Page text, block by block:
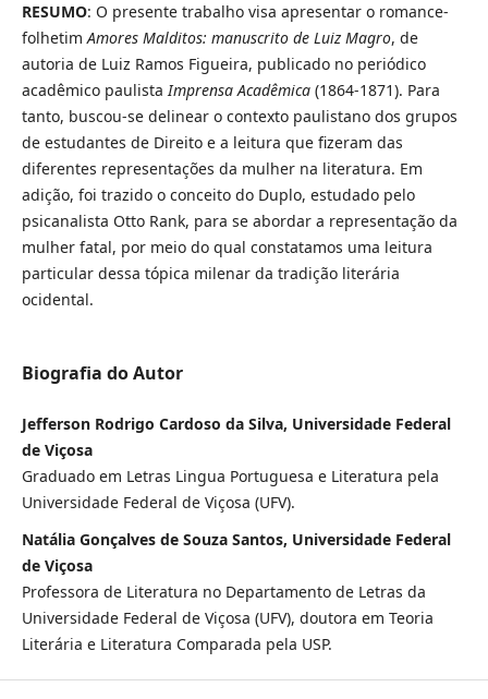
RESUMO: O presente trabalho visa apresentar o romance-
folhetimAmores Malditos: manuscrito de Luiz Magro, de
autoria de Luiz Ramos Figueira, publicado no periódico
acadêmico paulistaImprensa Acadêmica(1864-1871). Para
tanto, buscou-se delinear o contexto paulistano dos grupos
de estudantes de Direito e a leitura que fizeram das
diferentes representações da mulher na literatura. Em
adição, foi trazido o conceito do Duplo, estudado pelo
psicanalista Otto Rank, para se abordar a representação da
mulher fatal, por meio do qual constatamos uma leitura
particular dessa tópica milenar da tradição literária
ocidental.
Biografia do Autor
Jefferson Rodrigo Cardoso da Silva, Universidade Federal
de Viçosa
Graduado em Letras Lingua Portuguesa e Literatura pela
Universidade Federal de Viçosa (UFV).
Natália Gonçalves de Souza Santos, Universidade Federal
de Viçosa
Professora de Literatura no Departamento de Letras da
Universidade Federal de Viçosa (UFV), doutora em Teoria
Literária e Literatura Comparada pela USP.